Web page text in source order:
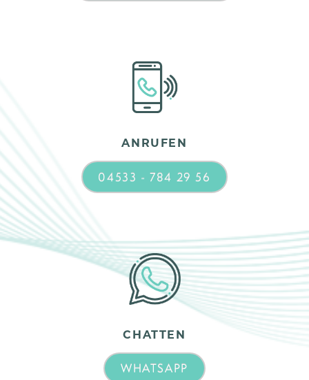
ANRUFEN
04533 - 784 29 56
CHATTEN
WHATSAPP